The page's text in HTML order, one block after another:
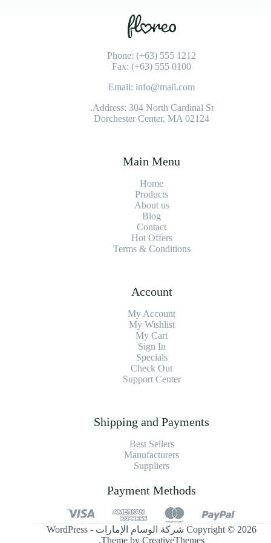
Phone: (+63) 555 1212
Fax: (+63) 555 0100
Email: info@mail.com
Address: 304 North Cardinal St.
Dorchester Center, MA 02124
Main Menu
Home
Products
About us
Blog
Contact
Hot Offers
Terms & Conditions
Account
My Account
My Wishlist
My Cart
Sign In
Specials
Check Out
Support Center
Shipping and Payments
Best Sellers
Manufacturers
Suppliers
Payment Methods
Copyright © 2026 شركة الوسام الإمارات - WordPress
Theme byCreativeThemes
.